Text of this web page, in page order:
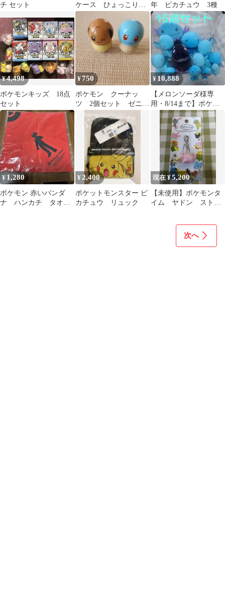
チ セット
ケース ひょっこりワ
ッペン ヌメラ 新品
年 ピカチュウ 3種
¥4,498
ポケモンキッズ 18点
セット
¥ 750
ポケモン クーナッ
ツ 2個セット ゼニガ
メ イーブイ
¥ 10,888
【メロンソーダ様専
用・8/14まで】ポケモ
ン ウパー ぬいぐるみ等
15点セット
¥ 1,280
ポケモン 赤いバンダ
ナ ハンカチ タオ
¥2,400
ポケットモンスター ピ
カチュウ リュック
現在 ¥5,200
【未使用】ポケモンタ
イム ヤドン ストラ
次へ